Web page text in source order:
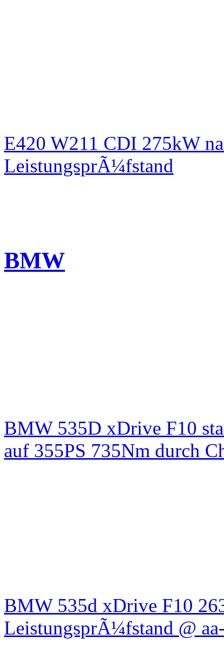
E420 W211 CDI 275kW
LeistungsprÃ¼fstand
BMW
BMW 535D xDrive F10
auf 355PS 735Nm durch
BMW 535d xDrive F10
LeistungsprÃ¼fstand @